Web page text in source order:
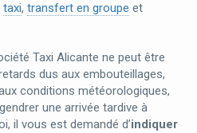
taxi, transfert en groupe et
Taxi Alicante ne peut être
dus aux embouteillages,
conditions météorologiques,
une arrivée tardive à
il vous est demandé d’indiquer